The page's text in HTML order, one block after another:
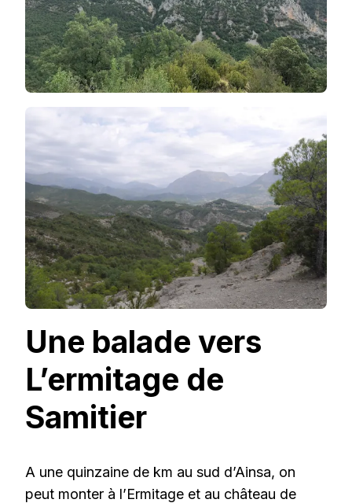
Une balade vers
L’ermitage de
Samitier
A une quinzaine de km au sud d’Ainsa, on
peut monter à l’Ermitage et au château de